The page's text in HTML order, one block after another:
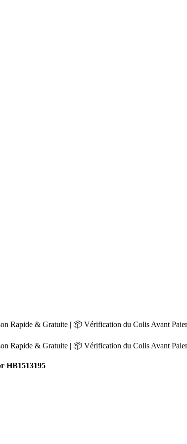
Rapide & Gratuite | 📦 Vérification du Colis Avant
Rapide & Gratuite | 📦 Vérification du Colis Avant
HB1513195